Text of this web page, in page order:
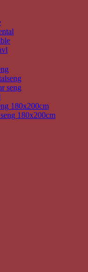
seng
180x200cm
180x200cm